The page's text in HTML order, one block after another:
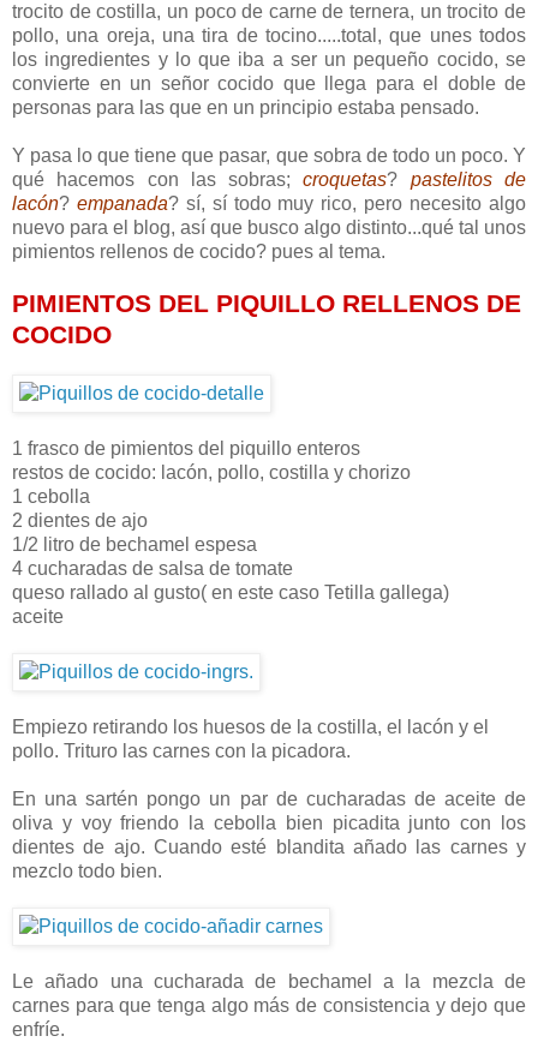
trocito de costilla, un poco de carne de ternera, un trocito de
pollo, una oreja, una tira de tocino.....total, que unes todos
los ingredientes y lo que iba a ser un pequeño cocido, se
convierte en un señor cocido que llega para el doble de
personas para las que en un principio estaba pensado.
Y pasa lo que tiene que pasar, que sobra de todo un poco. Y
qué hacemos con las sobras;croquetas? pastelitos de
lacón? empanada? sí, sí todo muy rico, pero necesito algo
nuevo para el blog, así que busco algo distinto...qué tal unos
pimientos rellenos de cocido? pues al tema.
PIMIENTOS DEL PIQUILLO RELLENOS DE
COCIDO
1 frasco de pimientos del piquillo enteros
restos de cocido: lacón, pollo, costilla y chorizo
1 cebolla
2 dientes de ajo
1/2 litro de bechamel espesa
4 cucharadas de salsa de tomate
queso rallado al gusto( en este caso Tetilla gallega)
aceite
Empiezo retirando los huesos de la costilla, el lacón y el
pollo. Trituro las carnes con la picadora.
En una sartén pongo un par de cucharadas de aceite de
oliva y voy friendo la cebolla bien picadita junto con los
dientes de ajo. Cuando esté blandita añado las carnes y
mezclo todo bien.
Le añado una cucharada de bechamel a la mezcla de
carnes para que tenga algo más de consistencia y dejo que
enfríe.